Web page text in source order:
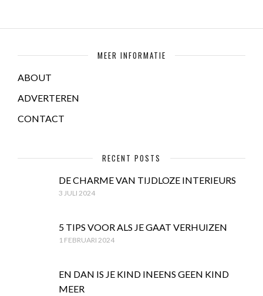
MEER INFORMATIE
ABOUT
ADVERTEREN
CONTACT
RECENT POSTS
DE CHARME VAN TIJDLOZE INTERIEURS
3 JULI 2024
5 TIPS VOOR ALS JE GAAT VERHUIZEN
1 FEBRUARI 2024
EN DAN IS JE KIND INEENS GEEN KIND
MEER